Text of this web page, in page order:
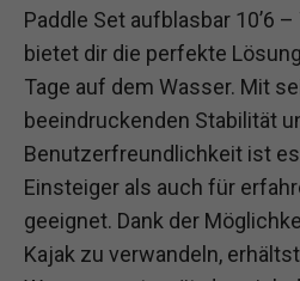
Paddle Set aufblasbar 10’6 –
bietet dir die perfekte
Tage auf dem Wasser. Mit
beeindruckenden Stabilität
Benutzerfreundlichkeit ist
Einsteiger als auch für
geeignet. Dank der
Kajak zu verwandeln,